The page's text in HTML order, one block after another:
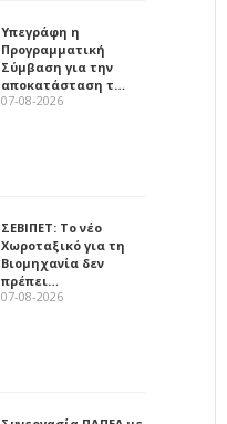
Υπεγράφη η
Προγραμματική
Σύμβαση για την
αποκατάσταση τ…
07-08-2026
ΣΕΒΙΠΕΤ: Το νέο
Χωροταξικό για τη
Βιομηχανία δεν
πρέπει…
07-08-2026